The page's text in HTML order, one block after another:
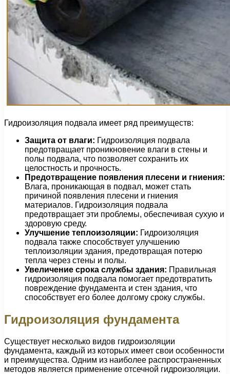
Гидроизоляция подвала имеет ряд преимуществ:
Защита от влаги: Гидроизоляция подвала
предотвращает проникновение влаги в стены и
полы подвала, что позволяет сохранить их
целостность и прочность.
Предотвращение появления плесени и гниения:
Влага, проникающая в подвал, может стать
причиной появления плесени и гниения
материалов. Гидроизоляция подвала
предотвращает эти проблемы, обеспечивая сухую и
здоровую среду.
Улучшение теплоизоляции: Гидроизоляция
подвала также способствует улучшению
теплоизоляции здания, предотвращая потерю
тепла через стены и полы.
Увеличение срока службы здания: Правильная
гидроизоляция подвала помогает предотвратить
повреждение фундамента и стен здания, что
способствует его более долгому сроку службы.
Гидроизоляция фундамента
Существует несколько видов гидроизоляции
фундамента, каждый из которых имеет свои особенности
и преимущества. Одним из наиболее распространенных
методов является применение отсечной гидроизоляции.